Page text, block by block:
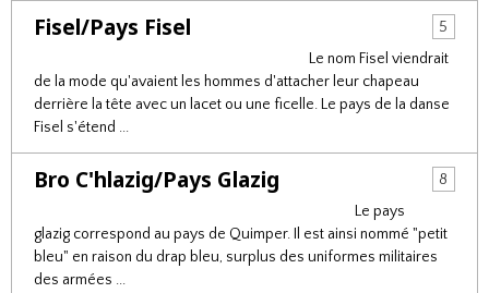
Fisel/Pays Fisel
5
Le nom Fisel viendrait
de la mode qu'avaient les hommes d'attacher leur chapeau
derrière la tête avec un lacet ou une ficelle. Le pays de la danse
Fisel s'étend ...
Bro C'hlazig/Pays Glazig
8
Le pays
glazig correspond au pays de Quimper. Il est ainsi nommé "petit
bleu" en raison du drap bleu, surplus des uniformes militaires
des armées ...